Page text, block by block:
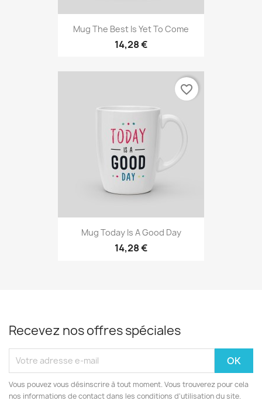
Mug The Best Is Yet To Come
14,28 €
Mug Today Is A Good Day
14,28 €
favorite_border
Recevez nos offres spéciales
Vous pouvez vous désinscrire à tout moment. Vous trouverez pour cela
nos informations de contact dans les conditions d'utilisation du site.